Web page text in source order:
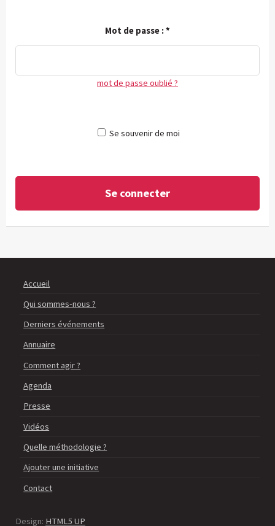
Mot de passe :*
mot de passe oublié ?
Se souvenir de moi
Accueil
Qui sommes-nous ?
Derniers événements
Annuaire
Comment agir ?
Agenda
Presse
Vidéos
Quelle méthodologie ?
Ajouter une initiative
Contact
Design: HTML5 UP